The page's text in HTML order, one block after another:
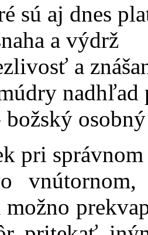
sú aj dnes
a výdrž
a
nadhľad
božský
pri
možno